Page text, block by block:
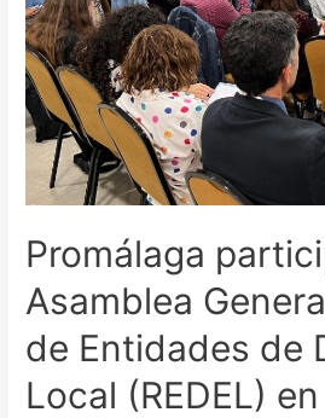
Promálaga
Asamblea
de Entidades de
Local (REDEL)